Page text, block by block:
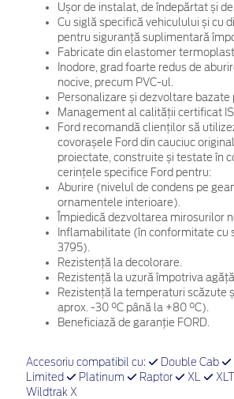
Ușor de instalat, de îndepărtat și
Cu siglă specifică vehiculului și cu
pentru siguranță suplimentară
Fabricate din elastomer
Inodore, grad foarte redus de
nocive, precum PVC-ul.
Personalizare și dezvoltare bazate
Management al calității certificat
Ford recomandă clienților să
covorașele Ford din cauciuc
proiectate, construite și testate în
cerințele specifice Ford pentru:
Aburire (nivelul de condens pe
ornamentele interioare).
Împiedică dezvoltarea mirosurilor
Inflamabilitate (în conformitate cu
3795).
Rezistență la decolorare.
Rezistență la uzură împotriva
Rezistență la temperaturi scăzute
aprox. -30 °C până la +80 °C).
Beneficiază de garanție FORD.
Accesoriu compatibil cu: Double Cab
Limited
Platinum Raptor XL XLT
Wildtrak X